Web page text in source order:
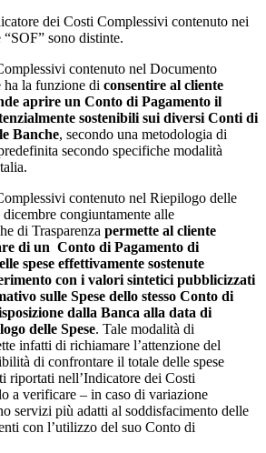
dei Costi Complessivi contenuto nei
sono distinte.
contenuto nel Documento
ha la funzione di consentire al cliente
aprire un Conto di Pagamento il
sostenibili sui diversi Conti di
Banche, secondo una metodologia di
secondo specifiche modalità
contenuto nel Riepilogo delle
dicembre congiuntamente alle
di Trasparenza permette al cliente
di un Conto di Pagamento di
spese effettivamente sostenute
con i valori sintetici pubblicizzati
sulle Spese dello stesso Conto di
dalla Banca alla data di
delle Spese. Tale modalità di
infatti di richiamare l’attenzione del
di confrontare il totale delle spese
riportati nell’Indicatore dei Costi
a verificare – in caso di variazione
servizi più adatti al soddisfacimento delle
con l’utilizzo del suo Conto di